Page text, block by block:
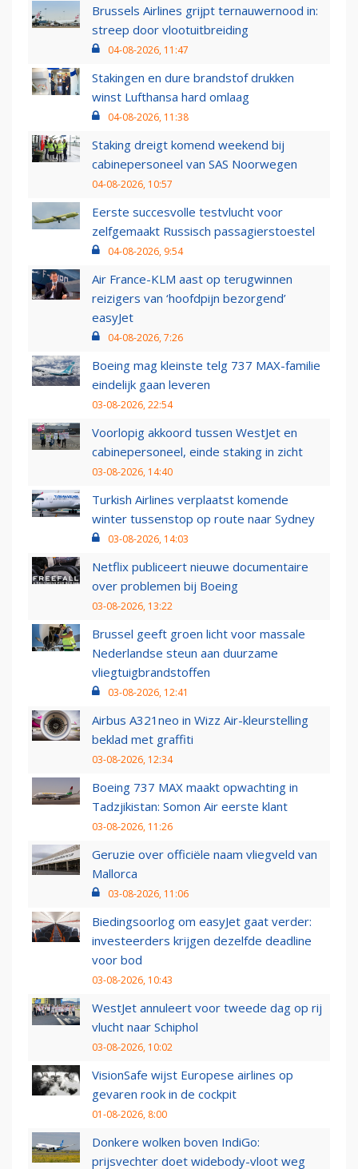
Brussels Airlines grijpt ternauwernood in:
streep door vlootuitbreiding
04-08-2026, 11:47
Stakingen en dure brandstof drukken
winst Lufthansa hard omlaag
04-08-2026, 11:38
Staking dreigt komend weekend bij
cabinepersoneel van SAS Noorwegen
04-08-2026, 10:57
Eerste succesvolle testvlucht voor
zelfgemaakt Russisch passagierstoestel
04-08-2026, 9:54
Air France-KLM aast op terugwinnen
reizigers van ‘hoofdpijn bezorgend’
easyJet
04-08-2026, 7:26
Boeing mag kleinste telg 737 MAX-familie
eindelijk gaan leveren
03-08-2026, 22:54
Voorlopig akkoord tussen WestJet en
cabinepersoneel, einde staking in zicht
03-08-2026, 14:40
Turkish Airlines verplaatst komende
winter tussenstop op route naar Sydney
03-08-2026, 14:03
Netflix publiceert nieuwe documentaire
over problemen bij Boeing
03-08-2026, 13:22
Brussel geeft groen licht voor massale
Nederlandse steun aan duurzame
vliegtuigbrandstoffen
03-08-2026, 12:41
Airbus A321neo in Wizz Air-kleurstelling
beklad met graffiti
03-08-2026, 12:34
Boeing 737 MAX maakt opwachting in
Tadzjikistan: Somon Air eerste klant
03-08-2026, 11:26
Geruzie over officiële naam vliegveld van
Mallorca
03-08-2026, 11:06
Biedingsoorlog om easyJet gaat verder:
investeerders krijgen dezelfde deadline
voor bod
03-08-2026, 10:43
WestJet annuleert voor tweede dag op rij
vlucht naar Schiphol
03-08-2026, 10:02
VisionSafe wijst Europese airlines op
gevaren rook in de cockpit
01-08-2026, 8:00
Donkere wolken boven IndiGo:
prijsvechter doet widebody-vloot weg